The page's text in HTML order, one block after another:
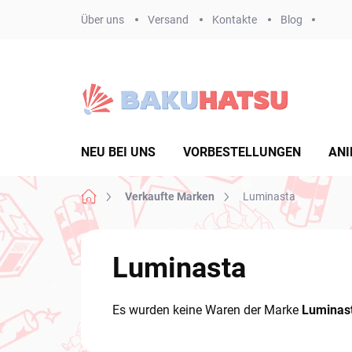
Über uns Versand Kontakte Blog
NEU BEI UNS VORBESTELLUNGEN
StartseiteVerkaufte Marken Luminasta
Luminasta
Es wurden keine Waren der Marke